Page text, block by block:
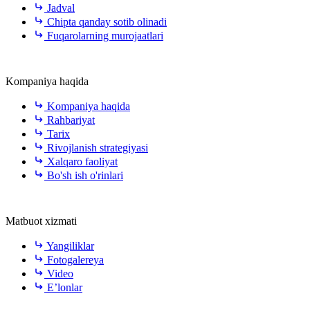
Jadval
Chipta qanday sotib olinadi
Fuqarolarning murojaatlari
Kompaniya haqida
Kompaniya haqida
Rahbariyat
Tarix
Rivojlanish strategiyasi
Xalqaro faoliyat
Bo'sh ish o'rinlari
Matbuot xizmati
Yangiliklar
Fotogalereya
Video
E’lonlar